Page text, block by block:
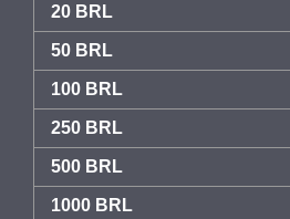
20 BRL
50 BRL
100 BRL
250 BRL
500 BRL
1000 BRL